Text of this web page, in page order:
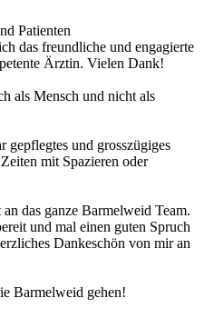
Patienten
das freundliche und engagierte
Ärztin. Vielen Dank!
als Mensch und nicht als
gepflegtes und grosszügiges
mit Spazieren oder
das ganze Barmelweid Team.
und mal einen guten Spruch
Dankeschön von mir an
Barmelweid gehen!